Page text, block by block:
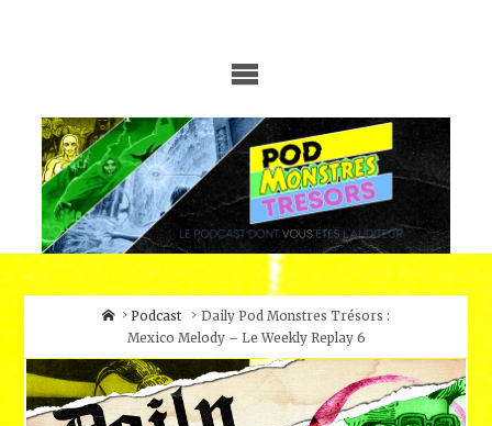
HomePodcast
Daily Pod Monstres Trésors :
Mexico Melody – Le Weekly Replay 6